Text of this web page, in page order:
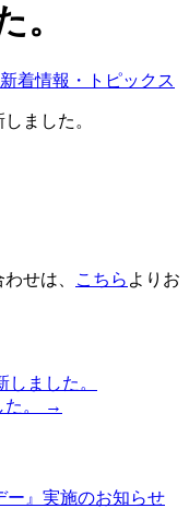
。
新着情報・トピックス
ました。
せは、 こちら よりお
ました。
。
→
ー』実施のお知らせ